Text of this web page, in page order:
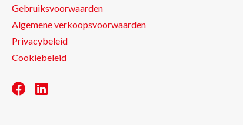
Gebruiksvoorwaarden
Algemene verkoopsvoorwaarden
Privacybeleid
Cookiebeleid